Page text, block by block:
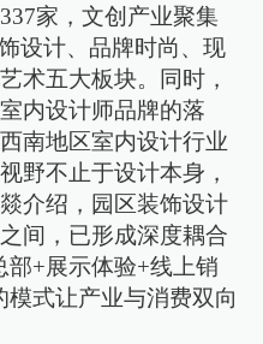
家，文创产业聚集
设计、品牌时尚、现
术五大板块。同时，
内设计师品牌的落
南地区室内设计行业
野不止于设计本身，
介绍，园区装饰设计
间，已形成深度耦合
+展示体验+线上销
式让产业与消费双向